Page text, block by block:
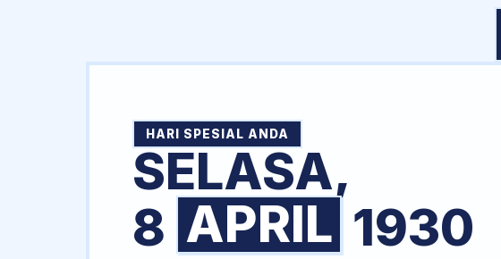
HARI SPESIAL ANDA
SELASA,
8 APRIL 1930